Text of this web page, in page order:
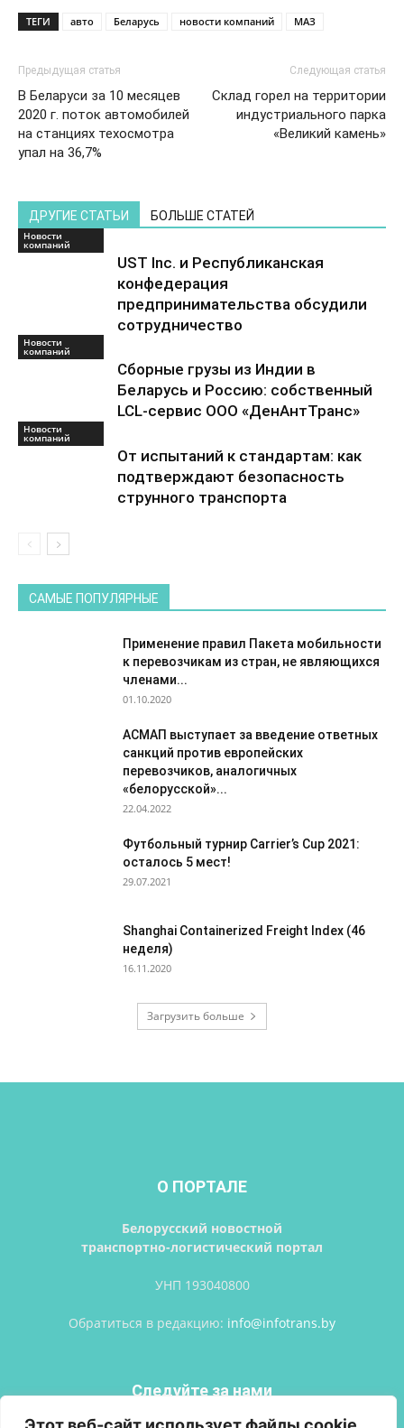
ТЕГИ авто Беларусь новости компаний МАЗ
Предыдущая статья
В Беларуси за 10 месяцев
2020 г. поток автомобилей
на станциях техосмотра
упал на 36,7%
Следующая статья
Склад горел на территории
индустриального парка
«Великий камень»
ДРУГИЕ СТАТЬИ БОЛЬШЕ СТАТЕЙ
Новости
компаний
UST Inc. и Республиканская
конфедерация
предпринимательства обсудили
сотрудничество
Новости
компаний
Сборные грузы из Индии в
Беларусь и Россию: собственный
LCL-сервис ООО «ДенАнтТранс»
Новости
компаний
От испытаний к стандартам: как
подтверждают безопасность
струнного транспорта
САМЫЕ ПОПУЛЯРНЫЕ
Применение правил Пакета мобильности
к перевозчикам из стран, не являющихся
членами...
01.10.2020
АСМАП выступает за введение ответных
санкций против европейских
перевозчиков, аналогичных
«белорусской»...
22.04.2022
Футбольный турнир Carrier’s Cup 2021:
осталось 5 мест!
29.07.2021
Shanghai Containerized Freight Index (46
неделя)
16.11.2020
Загрузить больше
О ПОРТАЛЕ
Белорусский новостной
транспортно-логистический портал
УНП 193040800
Обратиться в редакцию: info@infotrans.bу
Следуйте за нами